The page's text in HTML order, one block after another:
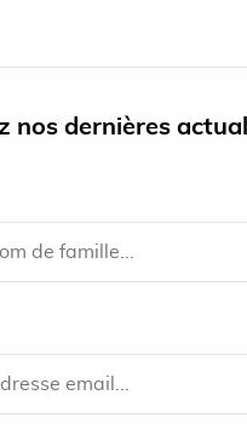
nos dernières